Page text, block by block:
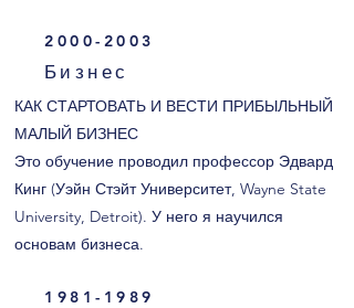
КАК СТАРТОВАТЬ И ВЕСТИ ПРИБЫЛЬНЫЙ
МАЛЫЙ БИЗНЕС
Это обучение проводил профессор Эдвард
Кинг (Уэйн Стэйт Университет, Wayne State
University, Detroit). У него я научился
основам бизнеса.
2000-2003
Бизнес
1981-1989